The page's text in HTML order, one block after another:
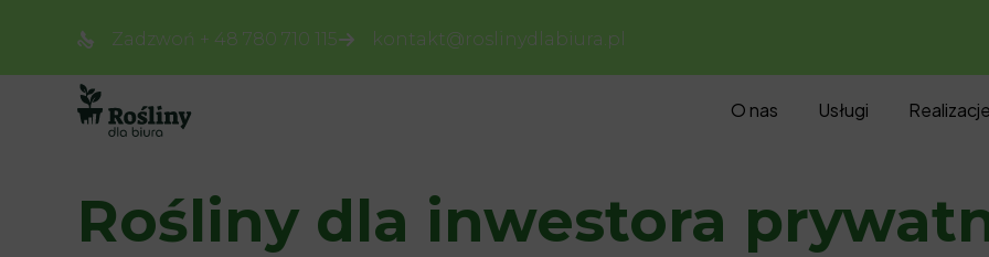
Zadzwoń + 48 780 710 115 kontakt@roslinydlabiura.pl
O nas Usługi
Rośliny dla inwestora